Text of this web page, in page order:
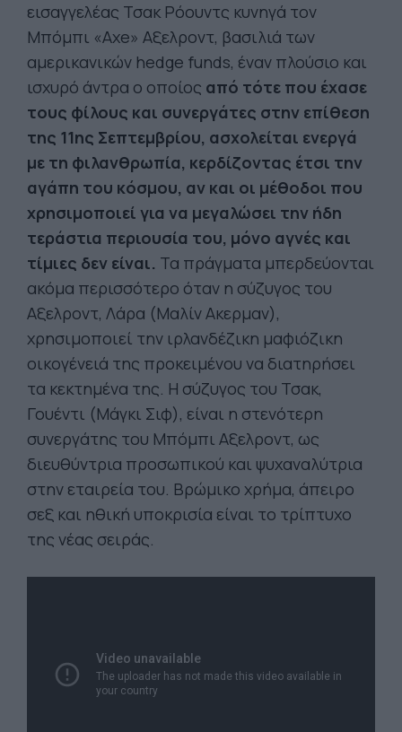
εισαγγελέας Τσακ Ρόουντς κυνηγά τον
Μπόμπι «Axe» Αξελροντ, βασιλιά των
αμερικανικών hedge funds, έναν πλούσιο και
ισχυρό άντρα ο οποίος από τότε που έχασε
τους φίλους και συνεργάτες στην επίθεση
της 11ης Σεπτεμβρίου, ασχολείται ενεργά
με τη φιλανθρωπία, κερδίζοντας έτσι την
αγάπη του κόσμου, αν και οι μέθοδοι που
χρησιμοποιεί για να μεγαλώσει την ήδη
τεράστια περιουσία του, μόνο αγνές και
τίμιες δεν είναι. Τα πράγματα μπερδεύονται
ακόμα περισσότερο όταν η σύζυγος του
Αξελροντ, Λάρα (Μαλίν Ακερμαν),
χρησιμοποιεί την ιρλανδέζικη μαφιόζικη
οικογένειά της προκειμένου να διατηρήσει
τα κεκτημένα της. Η σύζυγος του Τσακ,
Γουέντι (Μάγκι Σιφ), είναι η στενότερη
συνεργάτης του Μπόμπι Αξελροντ, ως
διευθύντρια προσωπικού και ψυχαναλύτρια
στην εταιρεία του. Βρώμικο χρήμα, άπειρο
σεξ και ηθική υποκρισία είναι το τρίπτυχο
της νέας σειράς.